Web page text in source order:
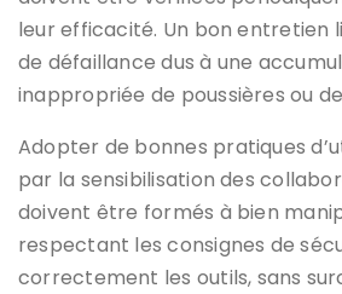
leur efficacité. Un bon entretien
de défaillance dus à une
inappropriée de poussières ou
Adopter de bonnes pratiques
par la sensibilisation des
doivent être formés à bien
respectant les consignes de
correctement les outils, sans